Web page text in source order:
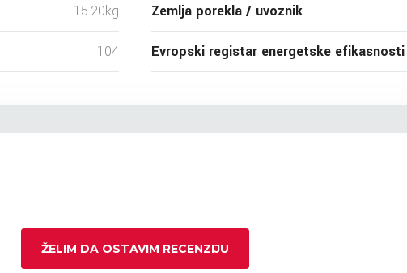
15.20kg
104
Zemlja porekla / uvoznik
Evropski registar energetske
ŽELIM DA OSTAVIM RECENZIJU